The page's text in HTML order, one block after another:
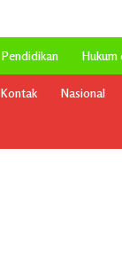
Pendidikan Hukum
Kontak Nasional